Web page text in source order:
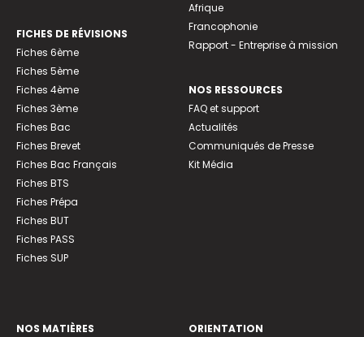
FICHES DE RÉVISIONS
Fiches 6ème
Fiches 5ème
Fiches 4ème
Fiches 3ème
Fiches Bac
Fiches Brevet
Fiches Bac Français
Fiches BTS
Fiches Prépa
Fiches BUT
Fiches PASS
Fiches SUP
Afrique
Francophonie
Rapport - Entreprise à mission
NOS RESSOURCES
FAQ et support
Actualités
Communiqués de Presse
Kit Média
NOS MATIÈRES
ORIENTATION